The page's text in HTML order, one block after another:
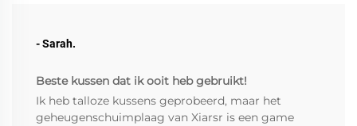
- Sarah.
Beste kussen dat ik ooit heb gebruikt!
Ik heb talloze kussens geprobeerd, maar het
geheugenschuimplaag van Xiarsr is een game